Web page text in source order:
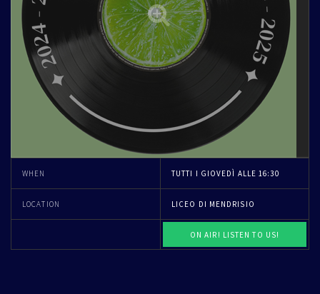
WHEN TUTTI I GIOVEDÌ ALLE 16:30
LOCATION LICEO DI MENDRISIO
ON AIR! LISTEN TO US!